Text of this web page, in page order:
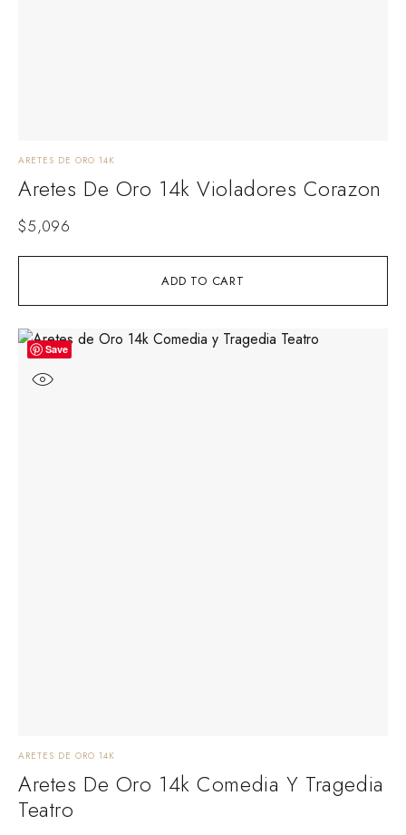
ADD TO CART
ARETES DE ORO 14K
Aretes De Oro 14k Violadores Corazon
$5,096
Save
ARETES DE ORO 14K
Aretes De Oro 14k Comedia Y Tragedia
Teatro